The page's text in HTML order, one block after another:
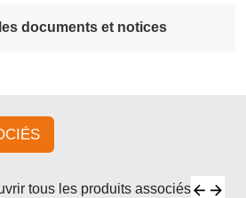
documents et notices
tous les produits associés